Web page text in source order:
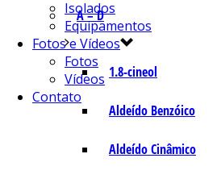
A – D
1.8-cineol
Aldeído Benzóico
Aldeído Cinâmico
Isolados
Equipamentos
Fotos e Vídeos
Fotos
Vídeos
Contato